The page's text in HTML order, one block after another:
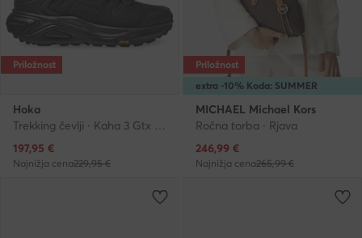
Priložnost
Hoka
Trekking čevlji · Kaha 3 Gtx GOR-TEX 1162530 · Črna
Trenutna cena
197,95 €
Najnižja cena229,95 €
extra -10% Koda: SUMMER
Priložnost
MICHAEL Michael Kors
Ročna torba · Rjava
Trenutna cena
246,99 €
Najnižja cena265,99 €